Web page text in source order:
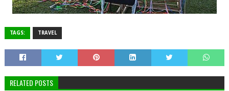
TAGS: TRAVEL
RELATED POSTS